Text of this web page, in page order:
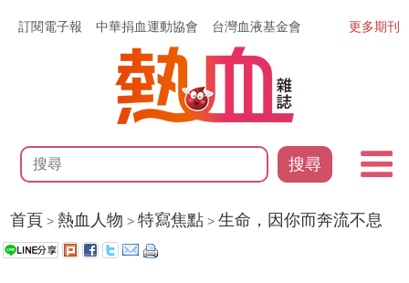
訂閱電子報 中華捐血運動協會 台灣血液基金會
搜尋
更多期刊
首頁 >熱血人物 >特寫焦點 >生命，因你而奔流不息